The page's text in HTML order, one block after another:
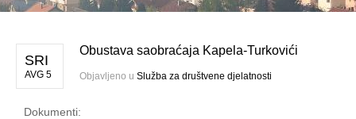
SRI
AVG 5
Obustava saobraćaja Kapela-Turkovići
Objavljeno u Služba za društvene djelatnosti
Dokumenti: